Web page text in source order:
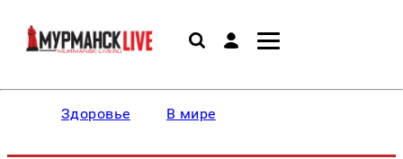
Здоровье В мире